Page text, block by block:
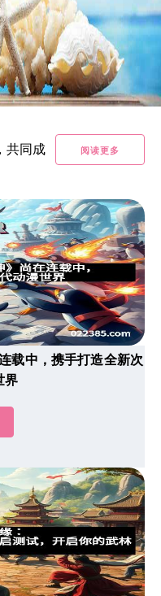
共同成
阅读更多
载中，携手打造全新次
界